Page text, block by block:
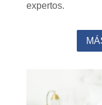
expertos.